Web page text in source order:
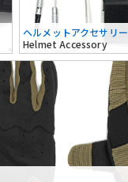
ヘルメットアクセサリー
Helmet Accessory